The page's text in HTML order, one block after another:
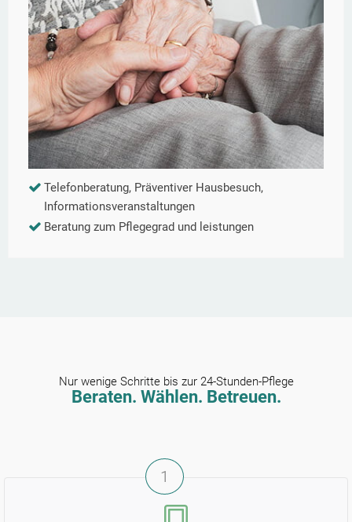
Telefonberatung, Präventiver Hausbesuch,
Informationsveranstaltungen
Beratung zum Pflegegrad und leistungen
Nur wenige Schritte bis zur 24-Stunden-Pflege
Beraten. Wählen. Betreuen.
1